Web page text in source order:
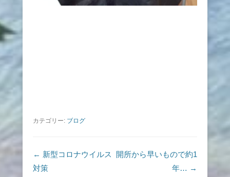
カテゴリー: ブログ
投稿ナビゲーション
← 新型コロナウイルス
対策
開所から早いもので約1
年… →